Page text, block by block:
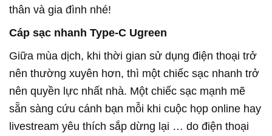
thân và gia đình nhé!
Cáp sạc nhanh Type-C Ugreen
Giữa mùa dịch, khi thời gian sử dụng điện thoại trở
nên thường xuyên hơn, thì một chiếc sạc nhanh trở
nên quyền lực nhất nhà. Một chiếc sạc mạnh mẽ
sẵn sàng cứu cánh bạn mỗi khi cuộc họp online hay
livestream yêu thích sắp dừng lại … do điện thoại